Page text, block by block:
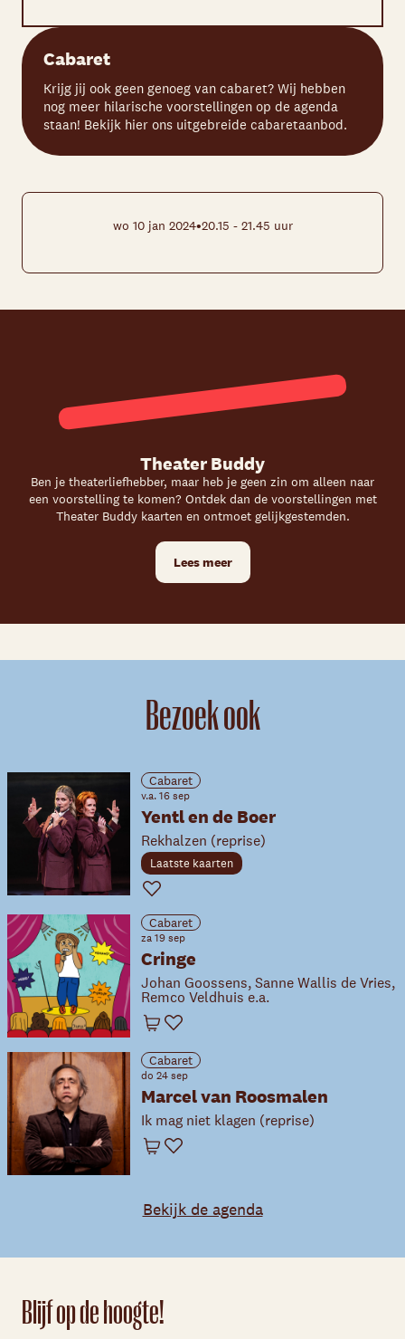
Cabaret
Krijg jij ook geen genoeg van cabaret? Wij hebben
nog meer hilarische voorstellingen op de agenda
staan! Bekijk hier ons uitgebreide cabaretaanbod.
wo 10 jan 2024•20.15 - 21.45 uur
Theater Buddy
Ben je theaterliefhebber, maar heb je geen zin om alleen naar
een voorstelling te komen? Ontdek dan de voorstellingen met
Theater Buddy kaarten en ontmoet gelijkgestemden.
Lees meer
Bezoek ook
Cabaret
v.a. 16 sep
Yentl en de Boer
Rekhalzen (reprise)
Laatste kaarten
Favoriet
Cabaret
za 19 sep
Cringe
Johan Goossens, Sanne Wallis de Vries,
Remco Veldhuis e.a.
Winkelwagen
Favoriet
Cabaret
do 24 sep
Marcel van Roosmalen
Ik mag niet klagen (reprise)
Winkelwagen
Favoriet
Bekijk de agenda
Blijf op de hoogte!